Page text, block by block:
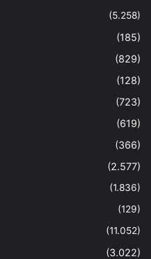
(5.258)
(185)
(829)
(128)
(723)
(619)
(366)
(2.577)
(1.836)
(129)
(11.052)
(3.022)